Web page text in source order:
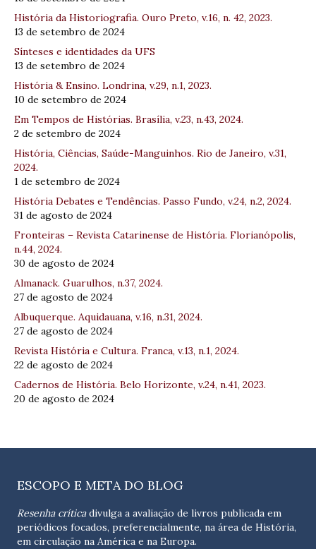
História da Historiografia. Ouro Preto, v.16, n. 42, 2023.
13 de setembro de 2024
Sínteses e identidades da UFS
13 de setembro de 2024
História & Ensino. Londrina, v.29, n.1, 2023.
10 de setembro de 2024
Em Tempos de Histórias. Brasília, v.23, n.43, 2024.
2 de setembro de 2024
História, Ciências, Saúde-Manguinhos. Rio de Janeiro, v.31,
2024.
1 de setembro de 2024
História Debates e Tendências. Passo Fundo, v.24, n.2, 2024.
31 de agosto de 2024
Fronteiras – Revista Catarinense de História. Florianópolis,
n.44, 2024.
30 de agosto de 2024
Almanack. Guarulhos, n.37, 2024.
27 de agosto de 2024
Albuquerque. Aquidauana, v.16, n.31, 2024.
27 de agosto de 2024
Revista História e Cultura. Franca, v.13, n.1, 2024.
22 de agosto de 2024
Cadernos de História. Belo Horizonte, v.24, n.41, 2023.
20 de agosto de 2024
ESCOPO E META DO BLOG
Resenha críticadivulga a avaliação de livros publicada em
periódicos focados, preferencialmente, na área de História,
em circulação na América e na Europa.